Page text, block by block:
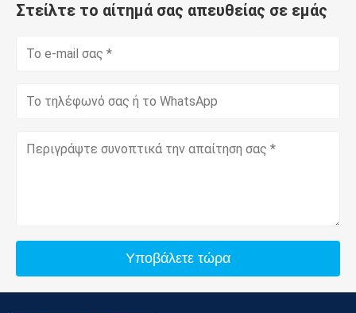
Στείλτε το αίτημά σας απευθείας σε εμάς
Υποβάλετε τώρα